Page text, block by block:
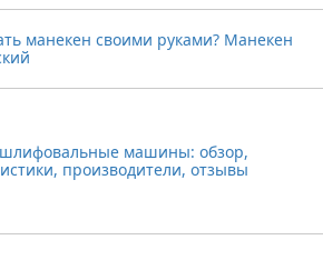
манекен своими руками? Манекен
машины: обзор,
производители, отзывы